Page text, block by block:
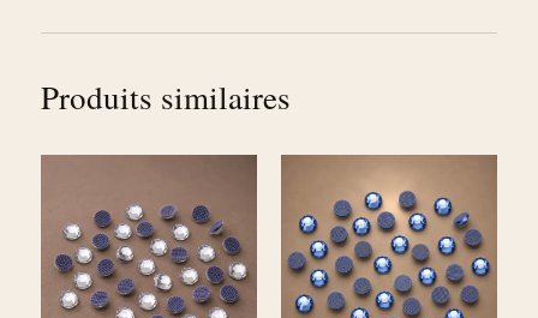
Produits similaires